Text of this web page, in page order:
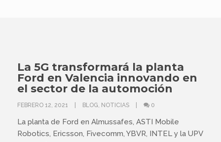
La 5G transformará la planta
Ford en Valencia innovando en
el sector de la automoción
FEBRERO 12, 2021 BLOG, NOTICIAS 0
La planta de Ford en Almussafes, ASTI Mobile
Robotics, Ericsson, Fivecomm, YBVR, INTEL y la UPV